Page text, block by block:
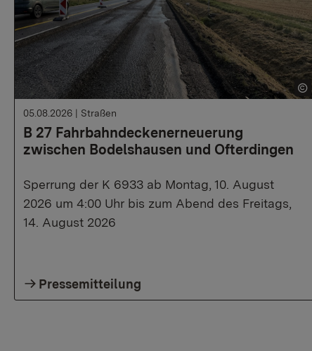
B 27 Fahrbahndeckenerneuerung
zwischen Bodelshausen und Ofterdingen
05.08.2026 | Straßen
Sperrung der K 6933 ab Montag, 10. August
2026 um 4:00 Uhr bis zum Abend des Freitags,
14. August 2026
Pressemitteilung